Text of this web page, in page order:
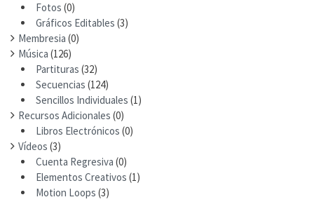
Fotos (0)
Gráficos Editables (3)
Membresia (0)
Música (126)
Partituras (32)
Secuencias (124)
Sencillos Individuales (1)
Recursos Adicionales (0)
Libros Electrónicos (0)
Vídeos (3)
Cuenta Regresiva (0)
Elementos Creativos (1)
Motion Loops (3)